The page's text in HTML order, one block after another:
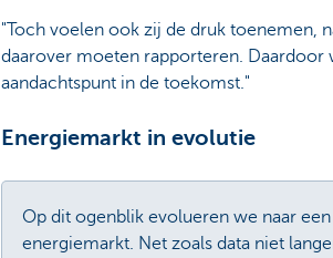
"Toch voelen ook zij de druk toenemen,
daarover moeten rapporteren.
aandachtspunt in de toekomst."
Energiemarkt in evolutie
Op dit ogenblik evolueren we naar
energiemarkt. Net zoals data niet